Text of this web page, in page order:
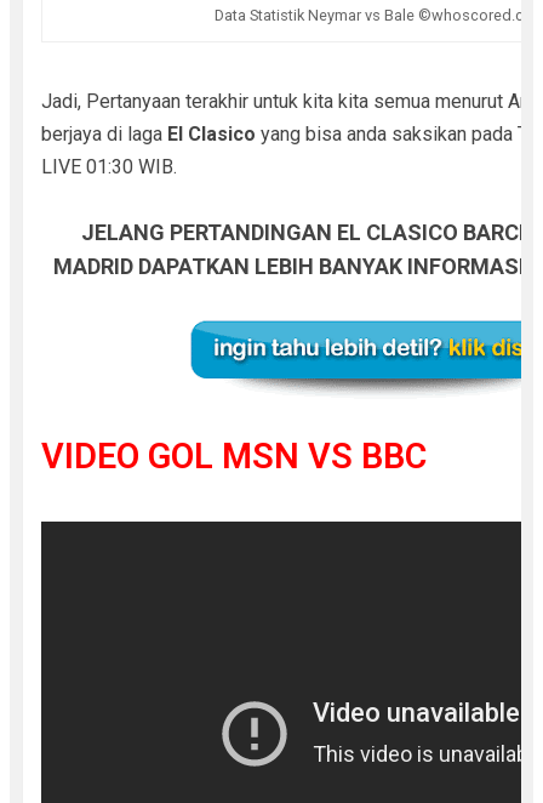
Data Statistik Neymar vs Bale
Jadi, Pertanyaan terakhir untuk kita kita semua menurut
berjaya di laga El Clasico yang bisa anda saksikan pada
LIVE 01:30 WIB.
JELANG PERTANDINGAN EL CLASICO
MADRID DAPATKAN LEBIH BANYAK INFORMASI
VIDEO GOL MSN VS BBC